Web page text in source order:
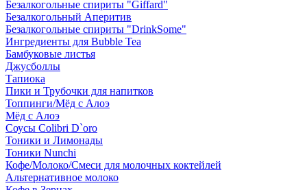
Безалкогольные спириты "Giffard"
Безалкогольный Аперитив
Безалкогольные спириты "DrinkSome"
Ингредиенты для Bubble Tea
Бамбуковые листья
Джусболлы
Тапиока
Пики и Трубочки для напитков
Топпинги/Мёд с Алоэ
Мёд с Алоэ
Соусы Colibri D`oro
Тоники и Лимонады
Тоники Nunchi
Кофе/Молоко/Смеси для молочных коктейлей
Альтернативное молоко